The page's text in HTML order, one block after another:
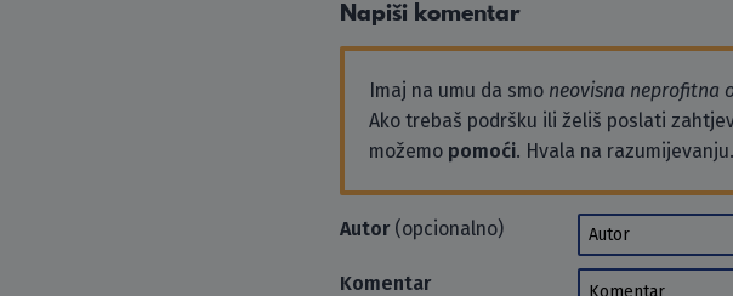
Napiši komentar
Imaj na umu da smo neovisna neprofitna
Ako trebaš podršku ili želiš poslati
možemo pomoći. Hvala na razumijevanju.
Autor(opcionalno) Autor
Komentar Komentar